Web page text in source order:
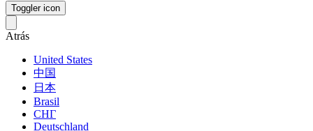
Toggler icon
Atrás
United States
中国
日本
Brasil
СНГ
Deutschland